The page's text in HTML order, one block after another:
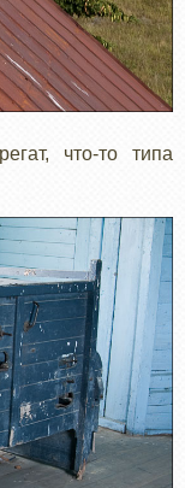
что-то типа